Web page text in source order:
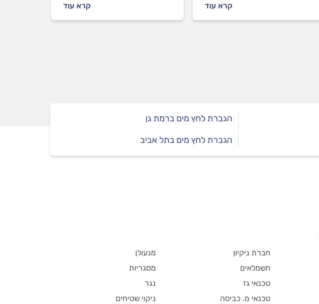
מתנהלים עם טוחן אשפה ואילו
פעולות תחזוקה חשוב לעשות?
קרא עוד
מתנהלים מולו וכמה זה יעלה
לכם? כל התשובות.
קרא עוד
הגברת לחץ מים ברמת גן
הגברת לחץ מים בתל אביב
חברת ניקיון
חשמלאים
טכנאי גז
טכנאי מ. כביסה
מנעולן
מסגריות
נגר
ניקוי שטיחים